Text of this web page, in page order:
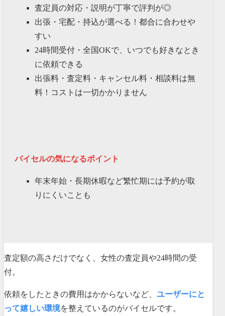
査定員の対応・説明が丁寧で評判が◎
出張・宅配・持込が選べる！都合に合わせや
すい
24時間受付・全国OKで、いつでも好きなとき
に依頼できる
出張料・査定料・キャンセル料・相談料は無
料！コストは一切かかりません
バイセルの気になるポイント
年末年始・長期休暇など繁忙期には予約が取
りにくいことも
査定額の高さだけでなく、女性の査定員や24時間の受
付。
依頼をしたときの費用はかからないなど、 ユーザーにと
って嬉しい環境を整えているのがバイセルです。